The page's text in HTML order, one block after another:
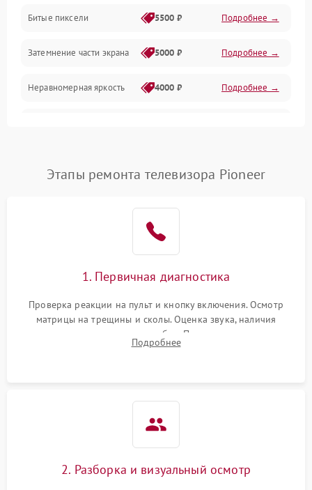
Механические повреждения
Программное обеспечение
Сеть и подключения
Битые пиксели 5500 ₽ Подробнее →
Затемнение части экрана 5000 ₽ Подробнее →
Неравномерная яркость 4000 ₽ Подробнее →
Этапы ремонта телевизора Pioneer
1. Первичная диагностика
Проверка реакции на пульт и кнопку включения. Осмотр
матрицы на трещины и сколы. Оценка звука, наличия
подсветки и индикаторов ошибок. Подключение тестовых
источников сигнала для выявления симптомов поломки.
Подробнее
2. Разборка и визуальный осмотр